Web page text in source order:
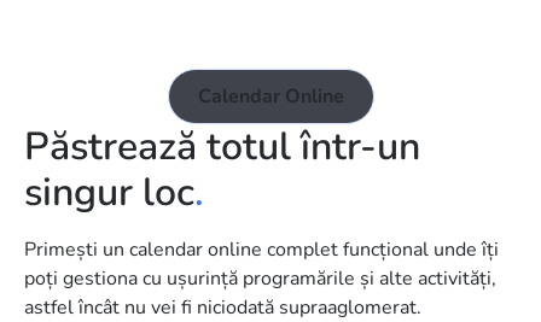
Calendar Online
Păstrează totul într-un
singur loc.
Primești un calendar online complet funcțional unde îți
poți gestiona cu ușurință programările și alte activități,
astfel încât nu vei fi niciodată supraaglomerat.